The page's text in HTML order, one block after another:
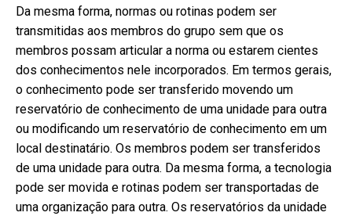
Da mesma forma, normas ou rotinas podem ser
transmitidas aos membros do grupo sem que os
membros possam articular a norma ou estarem cientes
dos conhecimentos nele incorporados. Em termos gerais,
o conhecimento pode ser transferido movendo um
reservatório de conhecimento de uma unidade para outra
ou modificando um reservatório de conhecimento em um
local destinatário. Os membros podem ser transferidos
de uma unidade para outra. Da mesma forma, a tecnologia
pode ser movida e rotinas podem ser transportadas de
uma organização para outra. Os reservatórios da unidade